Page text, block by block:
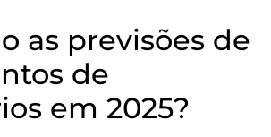
as previsões de
de
em 2025?